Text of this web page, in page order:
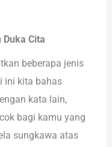
Duka Cita
beberapa jenis
ini kita bahas
kata lain,
bagi kamu yang
sungkawa atas